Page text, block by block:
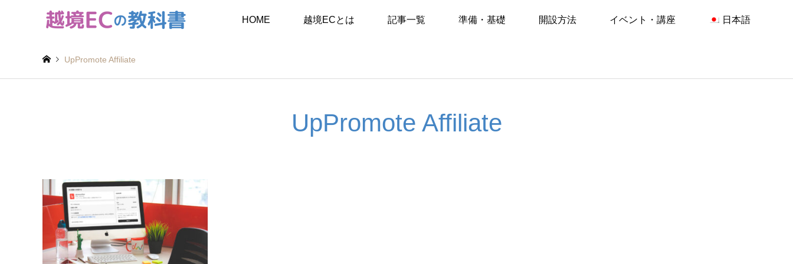
HOME 越境ECとは 記事一覧 準備・基礎 開設方法 イベント・講座 日本語
UpPromote Affiliate
UpPromote Affiliate